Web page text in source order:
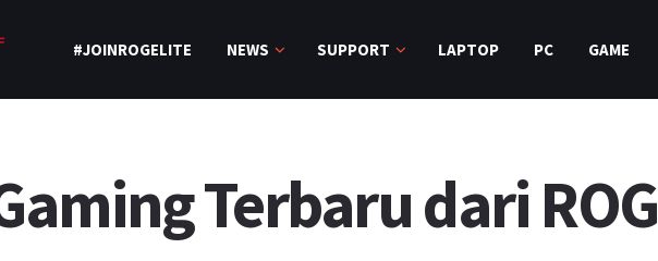
#JOINROGELITE NEWS SUPPORT LAPTOP PC GAME
Terbaru dari ROG